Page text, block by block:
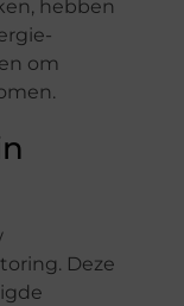
hebben
om
Deze